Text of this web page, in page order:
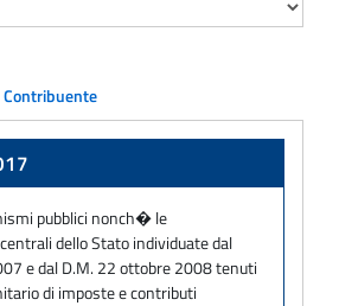
Contribuente
pubblici nonch� le
dello Stato individuate dal
e dal D.M. 22 ottobre 2008 tenuti
di imposte e contributi